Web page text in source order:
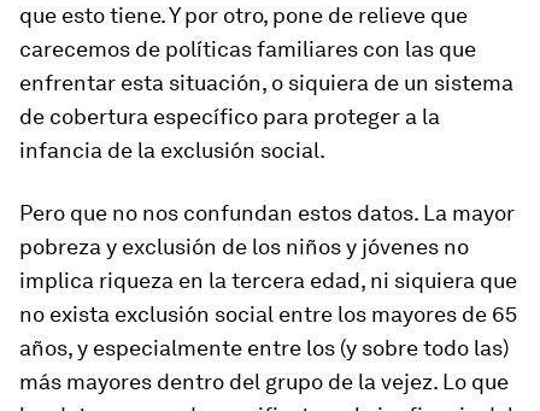
que esto tiene. Y por otro, pone de relieve que
carecemos de políticas familiares con las que
enfrentar esta situación, o siquiera de un sistema
de cobertura específico para proteger a la
infancia de la exclusión social.
Pero que no nos confundan estos datos. La mayor
pobreza y exclusión de los niños y jóvenes no
implica riqueza en la tercera edad, ni siquiera que
no exista exclusión social entre los mayores de 65
años, y especialmente entre los (y sobre todo las)
más mayores dentro del grupo de la vejez. Lo que